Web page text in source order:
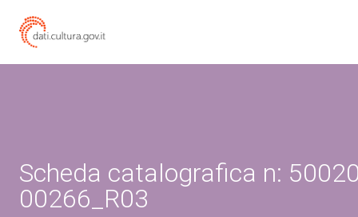
Scheda catalografica n:
00266_R03